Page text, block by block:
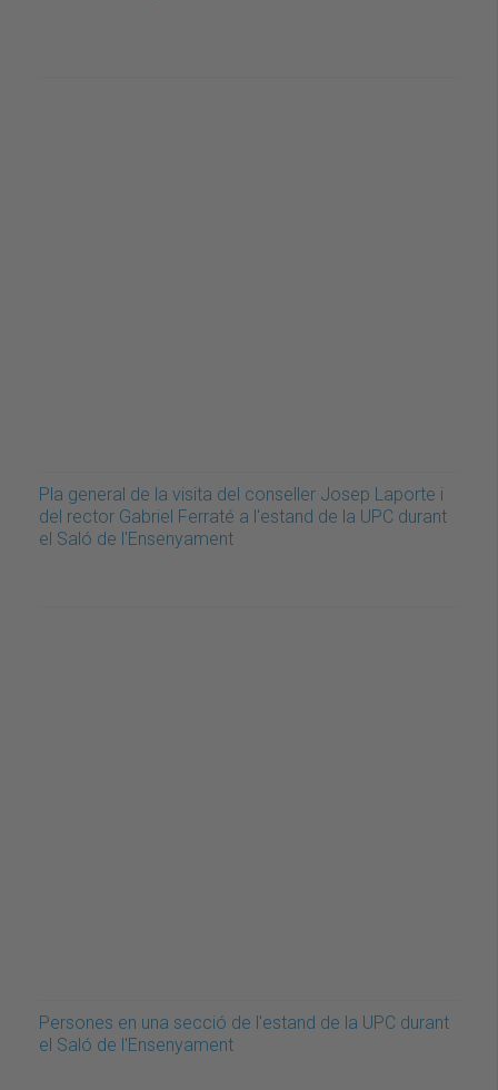
Pla general de la visita del conseller Josep Laporte i
del rector Gabriel Ferraté a l'estand de la UPC durant
el Saló de l'Ensenyament
Persones en una secció de l'estand de la UPC durant
el Saló de l'Ensenyament